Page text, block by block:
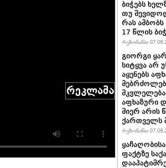
რეკლამა
ბიჭებს
თუ
რას
17 წლის
რეზონანსი
გიორგი
სიტყვა არ
აყენებს
აფხაზური
მიერ არის
ქართველს
რეზონანსი
ფაქტზე